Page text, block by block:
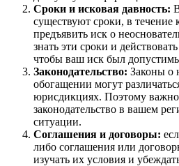
Сроки и исковая давность:
существуют сроки, в
предъявить иск о
знать эти сроки и
чтобы ваш иск был
Законодательство: Законы о
обогащении могут
юрисдикциях. Поэтому
законодательство в вашем
ситуации.
Соглашения и договоры:
либо соглашения или
изучать их условия и